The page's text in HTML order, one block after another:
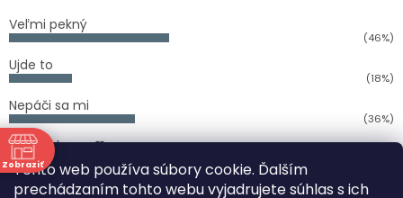
Tento web používa súbory cookie. Ďalším
prechádzaním tohto webu vyjadrujete súhlas s ich
Veľmi pekný
(46%)
Ujde to
(18%)
Nepáči sa mi
(36%)
Počet hlasov:11
Zobraziť